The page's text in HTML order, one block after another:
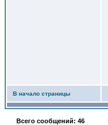
В начало страницы
Всего сообщений: 46